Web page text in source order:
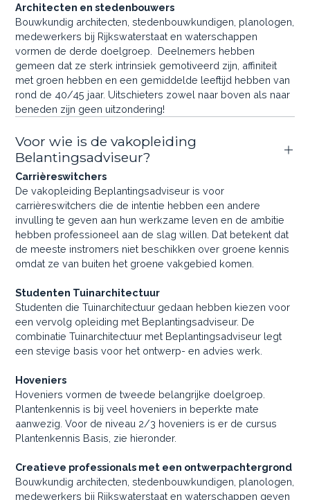
Architecten en stedenbouwers
Bouwkundig architecten, stedenbouwkundigen, planologen,
medewerkers bij Rijkswaterstaat en waterschappen
vormen de derde doelgroep. Deelnemers hebben
gemeen dat ze sterk intrinsiek gemotiveerd zijn, affiniteit
met groen hebben en een gemiddelde leeftijd hebben van
rond de 40/45 jaar. Uitschieters zowel naar boven als naar
beneden zijn geen uitzondering!
Voor wie is de vakopleiding
Belantingsadviseur?
Carrièreswitchers
De vakopleiding Beplantingsadviseur is voor
carrièreswitchers die de intentie hebben een andere
invulling te geven aan hun werkzame leven en de ambitie
hebben professioneel aan de slag willen. Dat betekent dat
de meeste instromers niet beschikken over groene kennis
omdat ze van buiten het groene vakgebied komen.
Studenten Tuinarchitectuur
Studenten die Tuinarchitectuur gedaan hebben kiezen voor
een vervolg opleiding met Beplantingsadviseur. De
combinatie Tuinarchitectuur met Beplantingsadviseur legt
een stevige basis voor het ontwerp- en advies werk.
Hoveniers
Hoveniers vormen de tweede belangrijke doelgroep.
Plantenkennis is bij veel hoveniers in beperkte mate
aanwezig. Voor de niveau 2/3 hoveniers is er de cursus
Plantenkennis Basis, zie hieronder.
Creatieve professionals met een ontwerpachtergrond
Bouwkundig architecten, stedenbouwkundigen, planologen,
medewerkers bij Rijkswaterstaat en waterschappen geven